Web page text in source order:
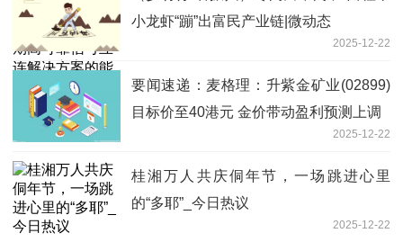
看
小龙虾“蹦”出富民产业链|微动态
2025-12-22
要闻速递：麦格理：升紫金矿业(02899)
目标价至40港元 金价带动盈利预测上调
2025-12-22
桂湘万人共庆侗年节，一场跳进心里
的“多耶”_今日热议
2025-12-22